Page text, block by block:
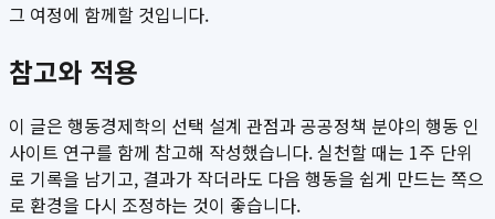
그 여정에 함께할 것입니다.
참고와 적용
이 글은 행동경제학의 선택 설계 관점과 공공정책 분야의 행동 인
사이트 연구를 함께 참고해 작성했습니다. 실천할 때는 1주 단위
로 기록을 남기고, 결과가 작더라도 다음 행동을 쉽게 만드는 쪽으
로 환경을 다시 조정하는 것이 좋습니다.